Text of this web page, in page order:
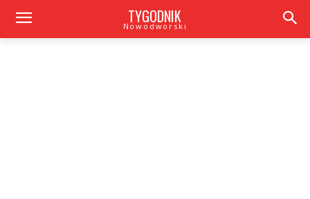
TYGODNIK
Nowodworski